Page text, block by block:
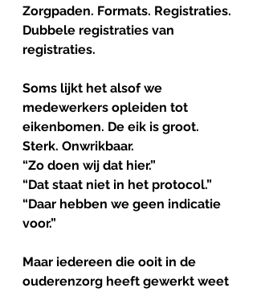
Zorgpaden. Formats. Registraties.
Dubbele registraties van
registraties.
Soms lijkt het alsof we
medewerkers opleiden tot
eikenbomen. De eik is groot.
Sterk. Onwrikbaar.
“Zo doen wij dat hier.”
“Dat staat niet in het protocol.”
“Daar hebben we geen indicatie
voor.”
Maar iedereen die ooit in de
ouderenzorg heeft gewerkt weet